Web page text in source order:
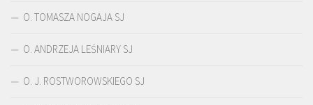
O. TOMASZA NOGAJA SJ
O. ANDRZEJA LEŚNIARY SJ
O. J. ROSTWOROWSKIEGO SJ